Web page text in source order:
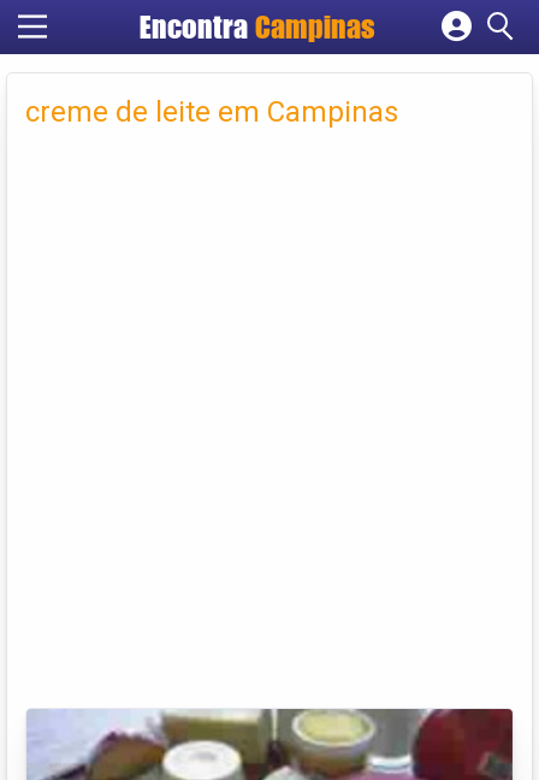
Encontra Campinas
Cadastrar empresa
Criar conta
creme de leite em Campinas